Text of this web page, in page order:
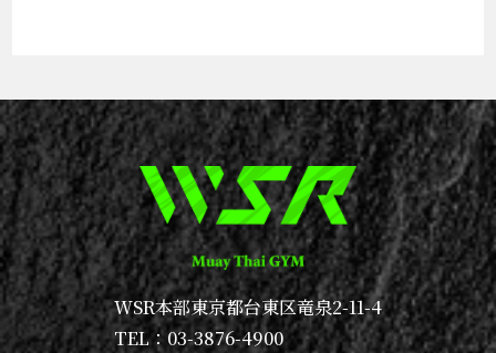
WSR本部東京都台東区竜泉2-11-4
TEL：03-3876-4900